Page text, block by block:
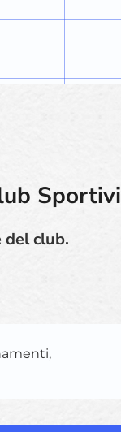
Sportivi
del club.